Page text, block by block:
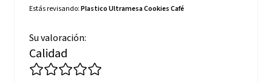
Estás revisando:Plastico Ultramesa Cookies Café
Su valoración:
Calidad